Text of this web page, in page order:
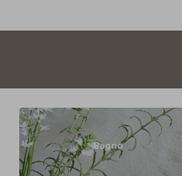
Home Bagno